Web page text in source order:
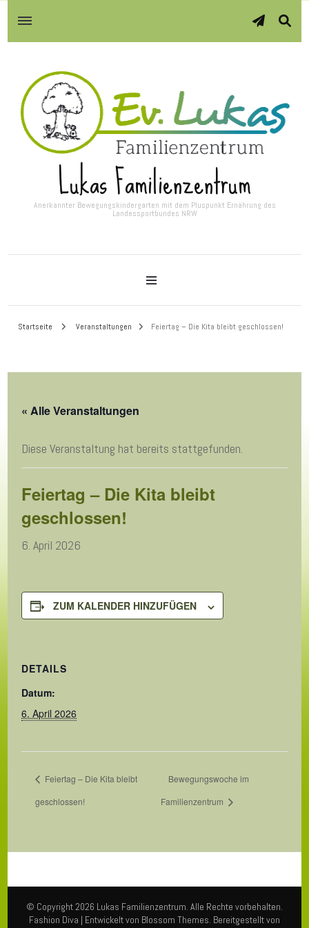
Lukas Familienzentrum
Anerkannter Bewegungskindergarten mit dem Pluspunkt Ernährung des
Landessportbundes NRW
Startseite Veranstaltungen Feiertag – Die Kita bleibt geschlossen!
« Alle Veranstaltungen
Diese Veranstaltung hat bereits stattgefunden.
Feiertag – Die Kita bleibt
geschlossen!
6. April 2026
ZUM KALENDER HINZUFÜGEN
DETAILS
Datum:
6. April 2026
Feiertag – Die Kita bleibt
geschlossen!
Bewegungswoche im
Familienzentrum
© Copyright 2026 Lukas Familienzentrum. Alle Rechte vorbehalten.
Fashion Diva | Entwickelt von Blossom Themes. Bereitgestellt von